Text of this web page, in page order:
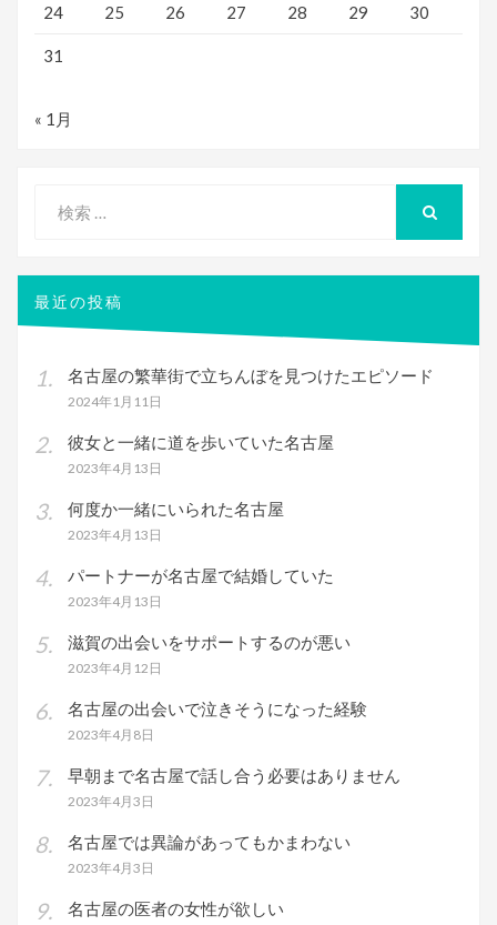
24 25 26 27 28 29 30
31
« 1月
象:
最近の投稿
名古屋の繁華街で立ちんぼを見つけたエピソード
2024年1月11日
彼女と一緒に道を歩いていた名古屋
2023年4月13日
何度か一緒にいられた名古屋
2023年4月13日
パートナーが名古屋で結婚していた
2023年4月13日
滋賀の出会いをサポートするのが悪い
2023年4月12日
名古屋の出会いで泣きそうになった経験
2023年4月8日
早朝まで名古屋で話し合う必要はありません
2023年4月3日
名古屋では異論があってもかまわない
2023年4月3日
名古屋の医者の女性が欲しい